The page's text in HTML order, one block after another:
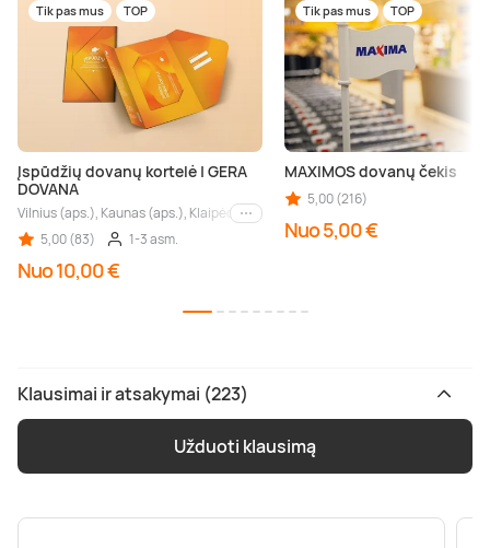
Tik pas mus TOP
Įspūdžių dovanų kortelė | GERA
DOVANA
Vilnius (aps.), Kaunas (aps.), Klaipėda (aps.), Palanga (aps.), Nida (aps.),
Kiti miestai
5,00 (83)
1-3 asm.
Nuo 10,00 €
Tik pas mus TOP
MAXIMOS dovanų čekis
5,00 (216)
Nuo 5,00 €
Klausimai ir atsakymai (223)
Užduoti klausimą